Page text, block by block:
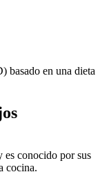
basado en una dieta
es conocido por sus
cocina.